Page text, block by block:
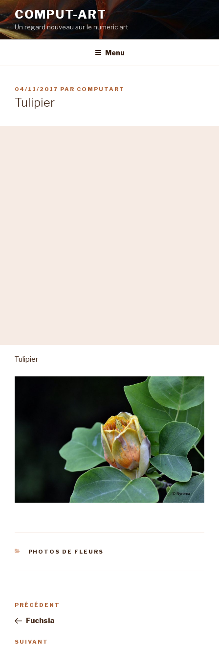
Aller
au
contenu
principal
COMPUT-ART
Un regard nouveau sur le numeric art
Menu
PUBLIÉ
LE
04/11/2017 PAR COMPUTART
Tulipier
Tulipier
CATÉGORIES
PHOTOS DE FLEURS
Navigation
l’article
Article
précédent
PRÉCÉDENT
Fuchsia
Article
SUIVANT